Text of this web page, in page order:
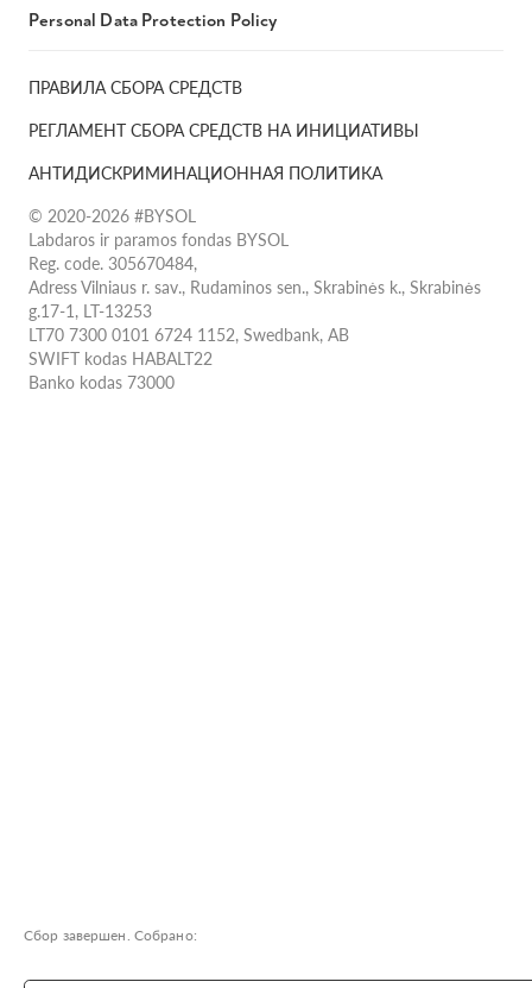
Сбор завершен. Собрано:
ПРАВИЛА СБОРА СРЕДСТВ
РЕГЛАМЕНТ СБОРА СРЕДСТВ НА ИНИЦИАТИВЫ
АНТИДИСКРИМИНАЦИОННАЯ ПОЛИТИКА
© 2020-2026 #BYSOL
Labdaros ir paramos fondas BYSOL
Reg. code. 305670484,
Adress Vilniaus r. sav., Rudaminos sen., Skrabinės k., Skrabinės
g.17-1, LT-13253
LT70 7300 0101 6724 1152, Swedbank, AB
SWIFT kodas HABALT22
Banko kodas 73000
Personal Data Protection Policy